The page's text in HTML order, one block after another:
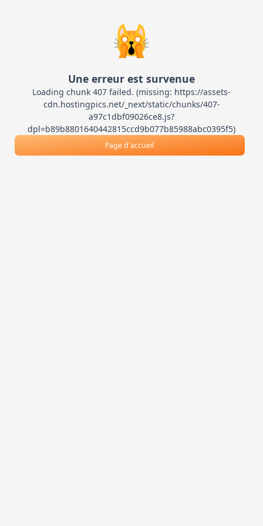
🙀
Une erreur est survenue
Loading chunk 407 failed. (missing: https://assets-
cdn.hostingpics.net/_next/static/chunks/407-
a97c1dbf09026ce8.js?
dpl=b89b8801640442815ccd9b077b85988abc0395f5)
Page d'accueil